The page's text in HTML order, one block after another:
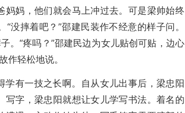
妈，他们就会马上冲过去。可是梁帅始终
没摔着吧？”邵建民装作不经意的样子问。
。“疼吗？”邵建民边为女儿贴创可贴，边心
作轻松地说。
有一技之长啊。自从女儿出事后，梁忠阳
字，梁忠阳就想让女儿学写书法。着名的